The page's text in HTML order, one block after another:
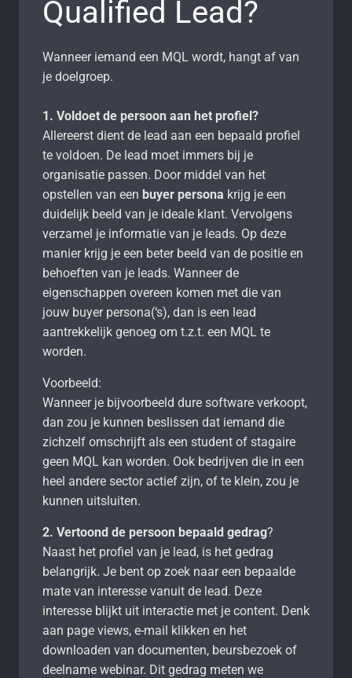
Qualified Lead?
Wanneer iemand een MQL wordt, hangt af van
je doelgroep.
1. Voldoet de persoon aan het profiel?
Allereerst dient de lead aan een bepaald profiel
te voldoen. De lead moet immers bij je
organisatie passen. Door middel van het
opstellen van een buyer persona krijg je een
duidelijk beeld van je ideale klant. Vervolgens
verzamel je informatie van je leads. Op deze
manier krijg je een beter beeld van de positie en
behoeften van je leads. Wanneer de
eigenschappen overeen komen met die van
jouw buyer persona(‘s), dan is een lead
aantrekkelijk genoeg om t.z.t. een MQL te
worden.
Voorbeeld:
Wanneer je bijvoorbeeld dure software verkoopt,
dan zou je kunnen beslissen dat iemand die
zichzelf omschrijft als een student of stagaire
geen MQL kan worden. Ook bedrijven die in een
heel andere sector actief zijn, of te klein, zou je
kunnen uitsluiten.
2. Vertoond de persoon bepaald gedrag?
Naast het profiel van je lead, is het gedrag
belangrijk. Je bent op zoek naar een bepaalde
mate van interesse vanuit de lead. Deze
interesse blijkt uit interactie met je content. Denk
aan page views, e-mail klikken en het
downloaden van documenten, beursbezoek of
deelname webinar. Dit gedrag meten we